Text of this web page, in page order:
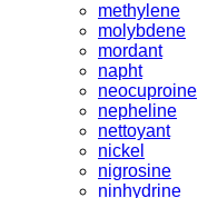
methylene
molybdene
mordant
napht
neocuproine
nepheline
nettoyant
nickel
nigrosine
ninhydrine